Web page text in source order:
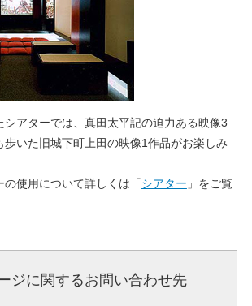
シアターでは、真田太平記の迫力ある映像3
歩いた旧城下町上田の映像1作品がお楽しみ
の使用について詳しくは「シアター 」をご覧
ジに関するお問い合わせ先